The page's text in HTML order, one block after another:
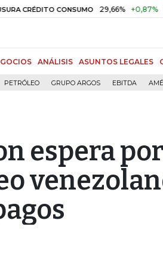
CONSUMO 29,66% +0,87% +3,02%
ANÁLISIS ASUNTOS LEGALES
PETRÓLEO GRUPO ARGOS EBITDA
espera